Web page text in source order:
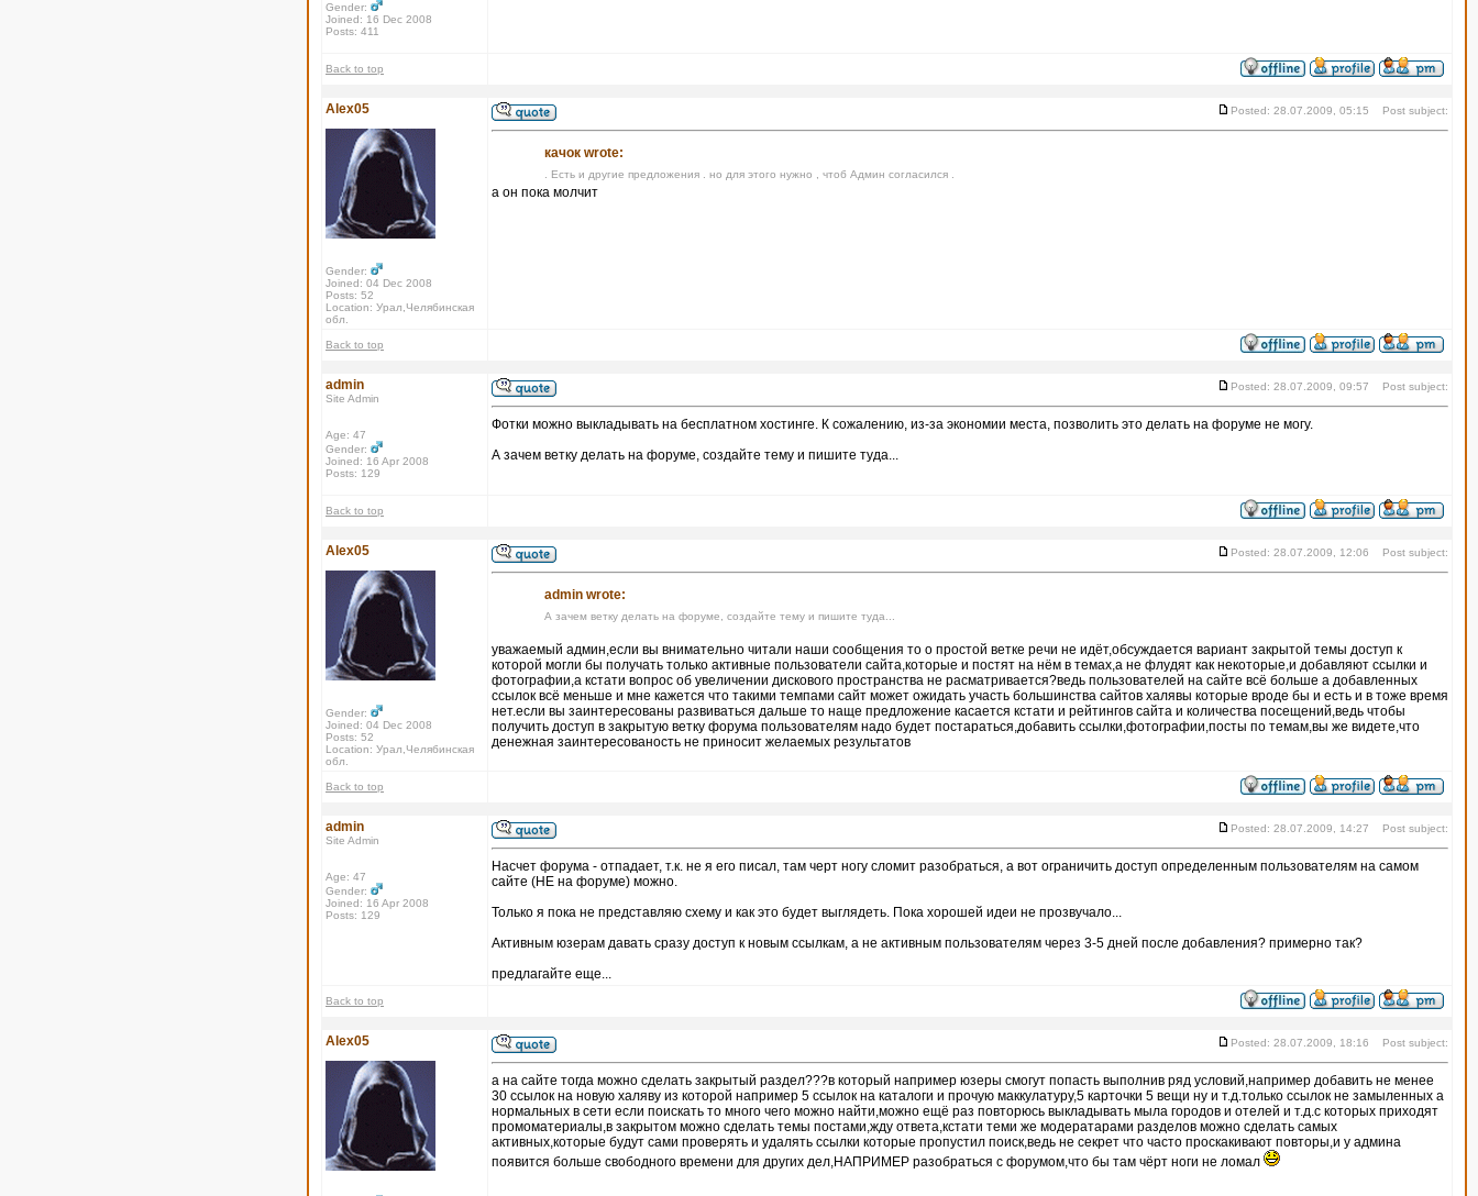
Gender:
Joined: 16 Dec 2008
Posts: 411
Back to top
Alex05
Gender:
Joined: 04 Dec 2008
Posts: 52
Location: Урал,Челябинская
обл.
Posted: 28.07.2009, 05:15 Post subject:
качок wrote:
. Есть и другие предложения . но для этого нужно , чтоб Админ согласился .
а он пока молчит
Back to top
admin
Site Admin
Age: 47
Gender:
Joined: 16 Apr 2008
Posts: 129
Posted: 28.07.2009, 09:57 Post subject:
Фотки можно выкладывать на бесплатном хостинге. К сожалению, из-за экономии места, позволить это делать на форуме не могу.
А зачем ветку делать на форуме, создайте тему и пишите туда...
Back to top
Alex05
Gender:
Joined: 04 Dec 2008
Posts: 52
Location: Урал,Челябинская
обл.
Posted: 28.07.2009, 12:06 Post subject:
admin wrote:
А зачем ветку делать на форуме, создайте тему и пишите туда...
уважаемый админ,если вы внимательно читали наши сообщения то о простой ветке речи не идёт,обсуждается вариант закрытой темы доступ к
которой могли бы получать только активные пользователи сайта,которые и постят на нём в темах,а не флудят как некоторые,и добавляют ссылки и
фотографии,а кстати вопрос об увеличении дискового пространства не расматривается?ведь пользователей на сайте всё больше а добавленных
ссылок всё меньше и мне кажется что такими темпами сайт может ожидать участь большинства сайтов халявы которые вроде бы и есть и в тоже время
нет.если вы заинтересованы развиваться дальше то наще предложение касается кстати и рейтингов сайта и количества посещений,ведь чтобы
получить доступ в закрытую ветку форума пользователям надо будет постараться,добавить ссылки,фотографии,посты по темам,вы же видете,что
денежная заинтересованость не приносит желаемых результатов
Back to top
admin
Site Admin
Age: 47
Gender:
Joined: 16 Apr 2008
Posts: 129
Posted: 28.07.2009, 14:27 Post subject:
Насчет форума - отпадает, т.к. не я его писал, там черт ногу сломит разобраться, а вот ограничить доступ определенным пользователям на самом
сайте (НЕ на форуме) можно.
Только я пока не представляю схему и как это будет выглядеть. Пока хорошей идеи не прозвучало...
Активным юзерам давать сразу доступ к новым ссылкам, а не активным пользователям через 3-5 дней после добавления? примерно так?
предлагайте еще...
Back to top
Alex05 Posted: 28.07.2009, 18:16 Post subject:
а на сайте тогда можно сделать закрытый раздел???в который например юзеры смогут попасть выполнив ряд условий,например добавить не менее
30 ссылок на новую халяву из которой например 5 ссылок на каталоги и прочую маккулатуру,5 карточки 5 вещи ну и т.д.только ссылок не замыленных а
нормальных в сети если поискать то много чего можно найти,можно ещё раз повторюсь выкладывать мыла городов и отелей и т.д.с которых приходят
промоматериалы,в закрытом можно сделать темы постами,жду ответа,кстати теми же модератарами разделов можно сделать самых
активных,которые будут сами проверять и удалять ссылки которые пропустил поиск,ведь не секрет что часто проскакивают повторы,и у админа
появится больше свободного времени для других дел,НАПРИМЕР разобраться с форумом,что бы там чёрт ноги не ломал